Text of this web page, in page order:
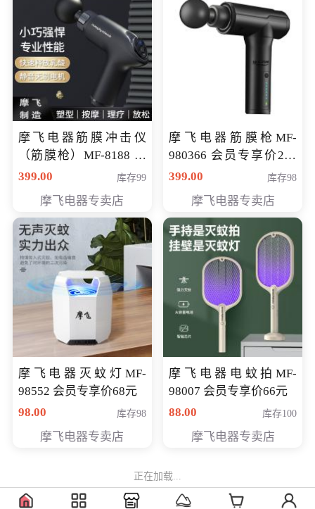
摩飞电器筋膜冲击仪
（筋膜枪）MF-8188 会
员专享价268元
399.00 库存99
摩飞电器专卖店
摩飞电器筋膜枪MF-
980366 会员专享价299
元
399.00 库存98
摩飞电器专卖店
摩飞电器灭蚊灯MF-
98552 会员专享价68元
98.00
库存98
摩飞电器专卖店
摩飞电器电蚊拍MF-
98007 会员专享价66元
88.00
库存100
摩飞电器专卖店
正在加载...